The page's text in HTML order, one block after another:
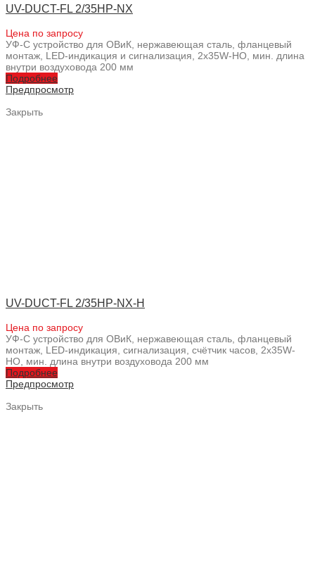
UV-DUCT-FL 2/35HP-NX
Цена по запросу
УФ-С устройство для ОВиК, нержавеющая сталь, фланцевый
монтаж, LED-индикация и сигнализация, 2x35W-HO, мин. длина
внутри воздуховода 200 мм
Подробнее
Предпросмотр
Закрыть
UV-DUCT-FL 2/35HP-NX-H
Цена по запросу
УФ-С устройство для ОВиК, нержавеющая сталь, фланцевый
монтаж, LED-индикация, сигнализация, счётчик часов, 2x35W-
HO, мин. длина внутри воздуховода 200 мм
Подробнее
Предпросмотр
Закрыть